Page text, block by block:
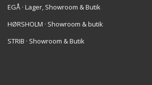
EGÅ · Lager, Showroom & Butik
HØRSHOLM · Showroom & butik
STRIB · Showroom & Butik